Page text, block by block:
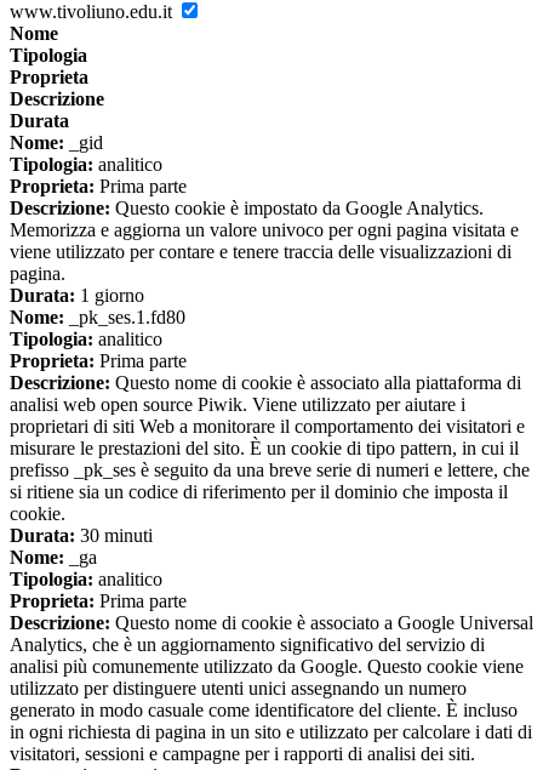
www.tivoliuno.edu.it
Nome
Tipologia
Proprieta
Descrizione
Durata
Nome: _gid
Tipologia: analitico
Proprieta: Prima parte
Descrizione: Questo cookie è impostato da Google Analytics.
Memorizza e aggiorna un valore univoco per ogni pagina visitata e
viene utilizzato per contare e tenere traccia delle visualizzazioni di
pagina.
Durata: 1 giorno
Nome: _pk_ses.1.fd80
Tipologia: analitico
Proprieta: Prima parte
Descrizione: Questo nome di cookie è associato alla piattaforma di
analisi web open source Piwik. Viene utilizzato per aiutare i
proprietari di siti Web a monitorare il comportamento dei visitatori e
misurare le prestazioni del sito. È un cookie di tipo pattern, in cui il
prefisso _pk_ses è seguito da una breve serie di numeri e lettere, che
si ritiene sia un codice di riferimento per il dominio che imposta il
cookie.
Durata: 30 minuti
Nome: _ga
Tipologia: analitico
Proprieta: Prima parte
Descrizione: Questo nome di cookie è associato a Google Universal
Analytics, che è un aggiornamento significativo del servizio di
analisi più comunemente utilizzato da Google. Questo cookie viene
utilizzato per distinguere utenti unici assegnando un numero
generato in modo casuale come identificatore del cliente. È incluso
in ogni richiesta di pagina in un sito e utilizzato per calcolare i dati di
visitatori, sessioni e campagne per i rapporti di analisi dei siti.